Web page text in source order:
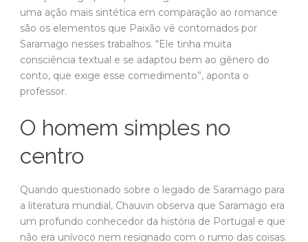
uma ação mais sintética em comparação ao romance
são os elementos que Paixão vê contornados por
Saramago nesses trabalhos. “Ele tinha muita
consciência textual e se adaptou bem ao gênero do
conto, que exige esse comedimento”, aponta o
professor.
O homem simples no
centro
Quando questionado sobre o legado de Saramago para
a literatura mundial, Chauvin observa que Saramago era
um profundo conhecedor da história de Portugal e que
não era unívoco nem resignado com o rumo das coisas.